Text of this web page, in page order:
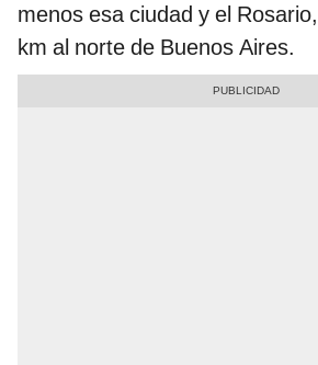
menos esa ciudad y el
km al norte de Buenos Aires.